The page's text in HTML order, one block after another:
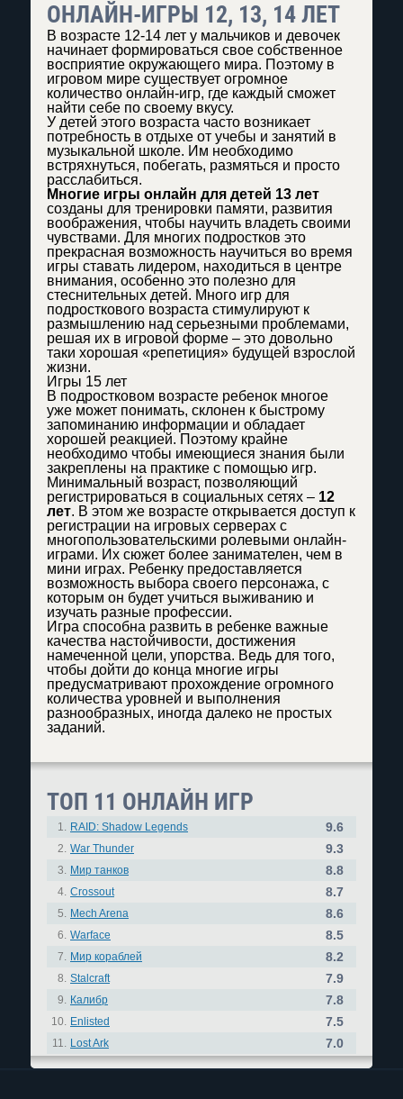
ОНЛАЙН-ИГРЫ 12, 13, 14 ЛЕТ
В возрасте 12-14 лет у мальчиков и девочек
начинает формироваться свое собственное
восприятие окружающего мира. Поэтому в
игровом мире существует огромное
количество онлайн-игр, где каждый сможет
найти себе по своему вкусу.
У детей этого возраста часто возникает
потребность в отдыхе от учебы и занятий в
музыкальной школе. Им необходимо
встряхнуться, побегать, размяться и просто
расслабиться.
Многие игры онлайн для детей 13 лет
созданы для тренировки памяти, развития
воображения, чтобы научить владеть своими
чувствами. Для многих подростков это
прекрасная возможность научиться во время
игры ставать лидером, находиться в центре
внимания, особенно это полезно для
стеснительных детей. Много игр для
подросткового возраста стимулируют к
размышлению над серьезными проблемами,
решая их в игровой форме – это довольно
таки хорошая «репетиция» будущей взрослой
жизни.
Игры 15 лет
В подростковом возрасте ребенок многое
уже может понимать, склонен к быстрому
запоминанию информации и обладает
хорошей реакцией. Поэтому крайне
необходимо чтобы имеющиеся знания были
закреплены на практике с помощью игр.
Минимальный возраст, позволяющий
регистрироваться в социальных сетях – 12
лет. В этом же возрасте открывается доступ к
регистрации на игровых серверах с
многопользовательскими ролевыми онлайн-
играми. Их сюжет более занимателен, чем в
мини играх. Ребенку предоставляется
возможность выбора своего персонажа, с
которым он будет учиться выживанию и
изучать разные профессии.
Игра способна развить в ребенке важные
качества настойчивости, достижения
намеченной цели, упорства. Ведь для того,
чтобы дойти до конца многие игры
предусматривают прохождение огромного
количества уровней и выполнения
разнообразных, иногда далеко не простых
заданий.
ТОП 11 ОНЛАЙН ИГР
1. RAID: Shadow Legends 9.6
2. War Thunder 9.3
3. Мир танков 8.8
4. Crossout 8.7
5. Mech Arena 8.6
6. Warface 8.5
7. Мир кораблей 8.2
8. Stalcraft 7.9
9. Калибр 7.8
10. Enlisted 7.5
11. Lost Ark 7.0